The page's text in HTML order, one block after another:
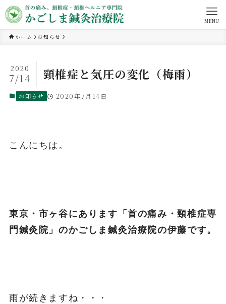
MENU
ホーム お知らせ
頸椎症と気圧の変化（梅雨）
2020
7/14
お知らせ 2020年7月14日
こんにちは。
東京・市ヶ谷にあります「首の痛み・頸椎症専
門鍼灸院」のかごしま鍼灸治療院の伊藤です。
雨が続きますね・・・